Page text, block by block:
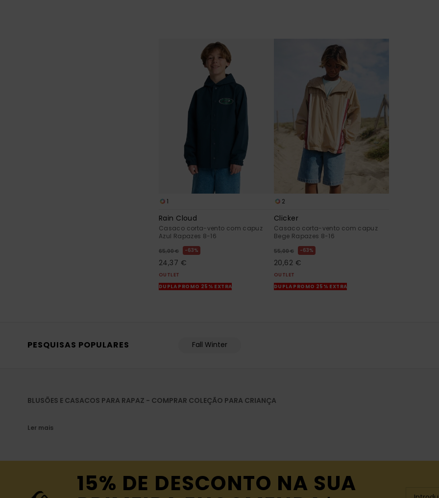
1
Rain Cloud
Casaco corta-vento com capuz
Azul Rapazes 8-16
65,00 € 63%
24,37 €
OUTLET
DUPLA PROMO 25% EXTRA
2
Clicker
Casaco corta-vento com capuz
Bege Rapazes 8-16
55,00 € 63%
20,62 €
OUTLET
DUPLA PROMO 25% EXTRA
PESQUISAS POPULARES Fall Winter
BLUSÕES E CASACOS PARA RAPAZ - COMPRAR COLEÇÃO PARA CRIANÇA
Ler mais
15% DE DESCONTO NA SUA